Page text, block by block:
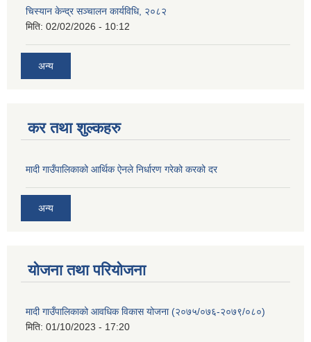
चिस्यान केन्द्र सञ्‍चालन कार्यविधि, २०८२
मिति: 02/02/2026 - 10:12
अन्य
कर तथा शुल्कहरु
मादी गाउँपालिकाको आर्थिक ऐनले निर्धारण गरेको करको दर
अन्य
योजना तथा परियोजना
मादी गाउँपालिकाको आवधिक विकास योजना (२०७५/०७६-२०७९/०८०)
मिति: 01/10/2023 - 17:20